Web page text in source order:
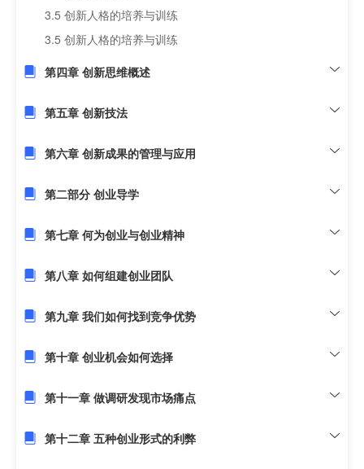
3.5 创新人格的培养与训练
3.5 创新人格的培养与训练
第四章 创新思维概述
第五章 创新技法
第六章 创新成果的管理与应用
第二部分 创业导学
第七章 何为创业与创业精神
第八章 如何组建创业团队
第九章 我们如何找到竞争优势
第十章 创业机会如何选择
第十一章 做调研发现市场痛点
第十二章 五种创业形式的利弊